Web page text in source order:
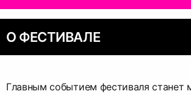
О ФЕСТИВАЛЕ
Главным событием фестиваля станет